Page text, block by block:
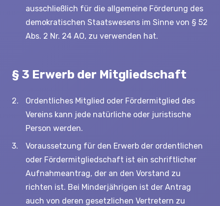
ausschließlich für die allgemeine Förderung des
demokratischen Staatswesens im Sinne von § 52
Abs. 2 Nr. 24 AO, zu verwenden hat.
§ 3 Erwerb der Mitgliedschaft
Ordentliches Mitglied oder Fördermitglied des
Vereins kann jede natürliche oder juristische
Person werden.
Voraussetzung für den Erwerb der ordentlichen
oder Fördermitgliedschaft ist ein schriftlicher
Aufnahmeantrag, der an den Vorstand zu
richten ist. Bei Minderjährigen ist der Antrag
auch von deren gesetzlichen Vertretern zu